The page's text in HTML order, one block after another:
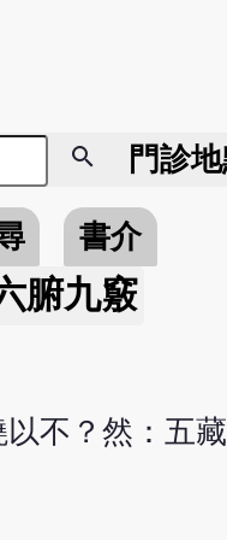
search 門診
書介
腑九竅
不？然：五